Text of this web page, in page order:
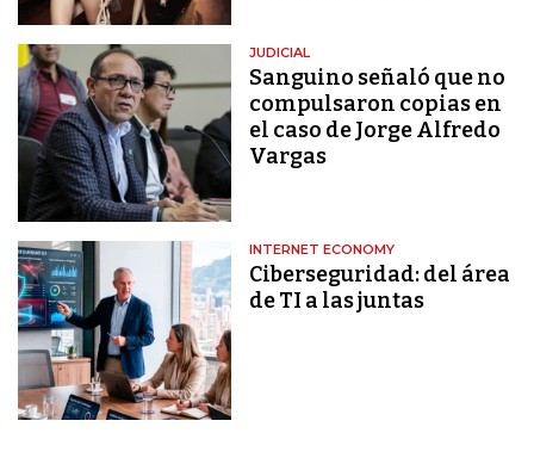
JUDICIAL
Sanguino señaló que no
compulsaron copias en
el caso de Jorge Alfredo
Vargas
INTERNET ECONOMY
Ciberseguridad: del área
de TI a las juntas